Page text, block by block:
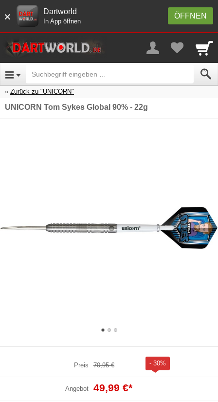
× ÖFFNEN
Dartworld
In App öffnen
Zurück zu "UNICORN"
UNICORN Tom Sykes Global 90% - 22g
Preis 70,95 € - 30%
Angebot 49,99 €*